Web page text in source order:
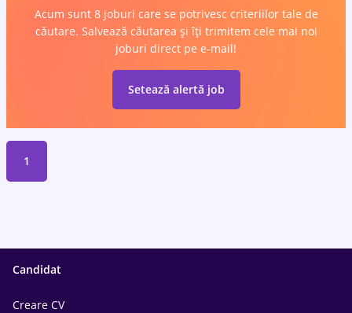
Acum sunt 8 joburi care se potrivesc criteriilor tale de
căutare. Salvează căutarea și îți trimitem cele mai noi
joburi direct pe e-mail!
Setează alertă job
1
Candidat
Creare CV